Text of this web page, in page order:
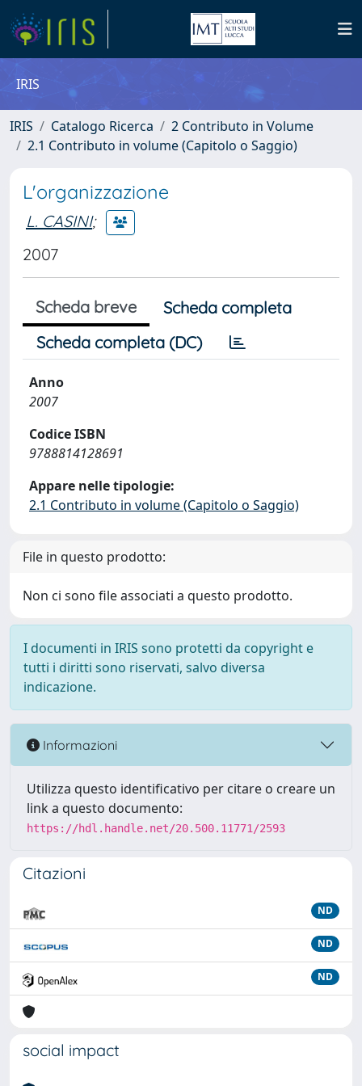
IRIS
IRIS Catalogo Ricerca
2 Contributo in Volume
2.1 Contributo in volume (Capitolo o Saggio)
L'organizzazione
L. CASINI;
2007
Scheda breve
Scheda completa
Scheda completa (DC)
Anno
2007
Codice ISBN
9788814128691
Appare nelle tipologie:
2.1 Contributo in volume (Capitolo o Saggio)
File in questo prodotto:
Non ci sono file associati a questo prodotto.
I documenti in IRIS sono protetti da copyright e
tutti i diritti sono riservati, salvo diversa
indicazione.
Informazioni
Utilizza questo identificativo per citare o creare un
link a questo documento:
https://hdl.handle.net/20.500.11771/2593
Citazioni
ND
ND
ND
social impact